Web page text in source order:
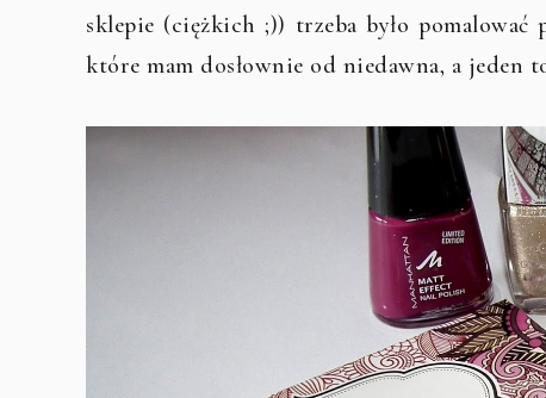
sklepie (ciężkich ;)) trzeba było
które mam dosłownie od niedawna, a jeden